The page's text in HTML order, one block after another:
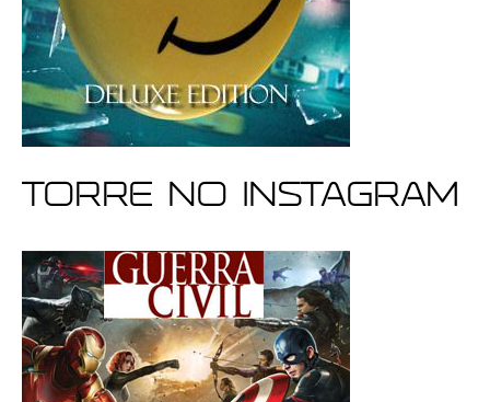
Torre no Instagram